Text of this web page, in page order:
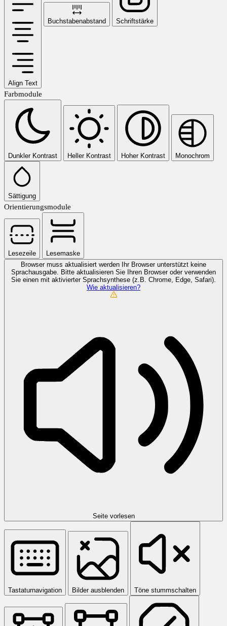
Align Text
Buchstabenabstand Schriftstärke
Farbmodule
Dunkler Kontrast Heller Kontrast Hoher Kontrast Monochrom
Sättigung
Orientierungsmodule
Lesezeile
Lesemaske
Browser muss aktualisiert werden
Ihr Browser unterstützt keine
Sprachausgabe. Bitte aktualisieren Sie Ihren Browser oder verwenden
Sie einen mit aktivierter Sprachsynthese (z.B. Chrome, Edge, Safari).
Wie aktualisieren?
Seite vorlesen
Tastaturnavigation Bilder ausblenden Töne stummschalten